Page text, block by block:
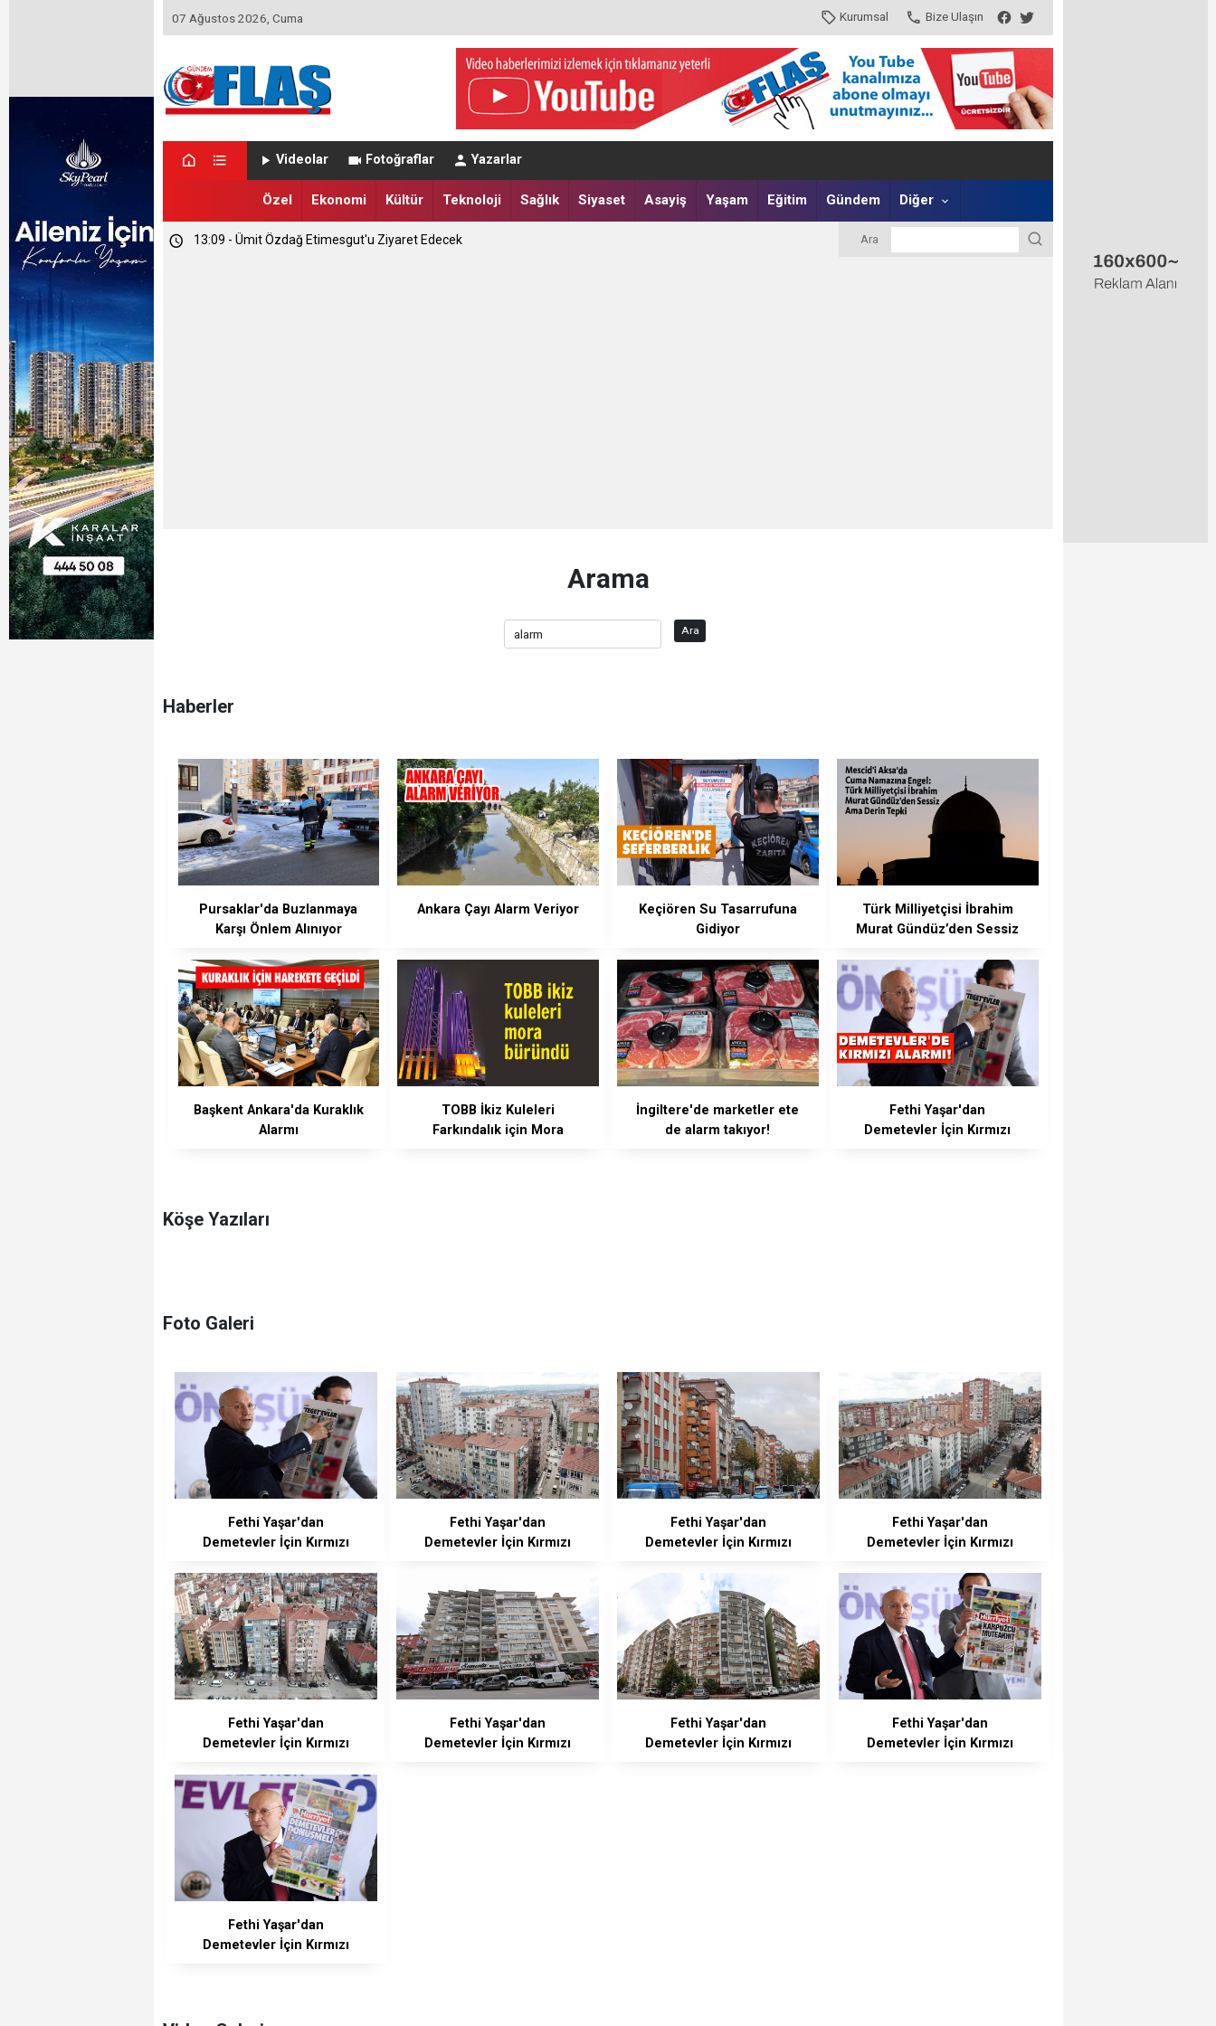
07 Ağustos 2026, Cuma Kurumsal Bize Ulaşın
Videolar Fotoğraflar Yazarlar
Özel Ekonomi Kültür Teknoloji Sağlık Siyaset Asayiş Yaşam Eğitim Gündem Diğer
23:46 - Memet Yula'dan Etimesgut Değerlendirmesi
13:09 - Ümit Özdağ Etimesgut'u Ziyaret Edecek Ara
Arama
Ara
Haberler
Pursaklar'da Buzlanmaya
Karşı Önlem Alınıyor
Ankara Çayı Alarm Veriyor
Keçiören Su Tasarrufuna
Gidiyor
Türk Milliyetçisi İbrahim
Murat Gündüz’den Sessiz
Başkent Ankara'da Kuraklık
Alarmı
TOBB İkiz Kuleleri
Farkındalık için Mora
İngiltere'de marketler ete
de alarm takıyor!
Fethi Yaşar'dan
Demetevler İçin Kırmızı
Köşe Yazıları
Foto Galeri
Fethi Yaşar'dan
Demetevler İçin Kırmızı
Fethi Yaşar'dan
Demetevler İçin Kırmızı
Fethi Yaşar'dan
Demetevler İçin Kırmızı
Fethi Yaşar'dan
Demetevler İçin Kırmızı
Fethi Yaşar'dan
Demetevler İçin Kırmızı
Fethi Yaşar'dan
Demetevler İçin Kırmızı
Fethi Yaşar'dan
Demetevler İçin Kırmızı
Fethi Yaşar'dan
Demetevler İçin Kırmızı
Fethi Yaşar'dan
Demetevler İçin Kırmızı